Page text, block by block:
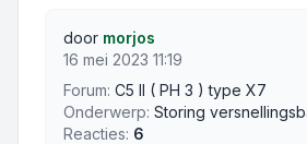
door morjos
16 mei 2023 11:19
Forum: C5 II ( PH 3 ) type X7
Onderwerp: Storing
Reacties: 6